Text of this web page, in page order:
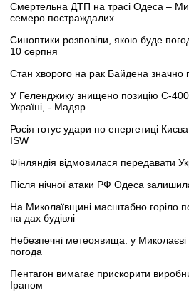
Смертельна ДТП на трасі Одеса –
семеро постраждалих
Синоптики розповіли, якою буде
10 серпня
Стан хворого на рак Байдена значно
У Геленджику знищено позицію С-
Україні, - Мадяр
Росія готує удари по енергетиці
ISW
Фінляндія відмовилася передавати
Після нічної атаки РФ Одеса
На Миколаївщині масштабно горіло
на дах будівлі
Небезпечні метеоявища: у Миколаєві
погода
Пентагон вимагає прискорити
Іраном